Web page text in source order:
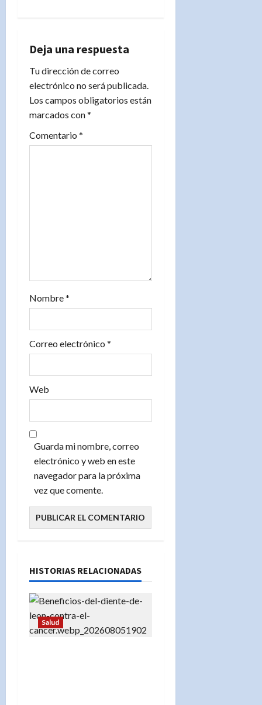
ó
n
d
e
d
a
s
Deja una respuesta
Tu dirección de correo
electrónico no será publicada.
Los campos obligatorios están
marcados con*
Comentario *
Nombre*
Correo electrónico *
Web
Guarda mi nombre, correo
electrónico y web en este
navegador para la próxima
vez que comente.
HISTORIAS RELACIONADAS
Salud